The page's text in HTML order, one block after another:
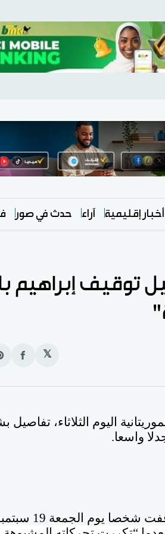
أخبار إقليمية آراء حدث في صور
إبراهيم
𝕏
انشر
اليوم الثلاثاء، تفاصيل
واسعا.
الجمعة 19 سبتمبر الجاري